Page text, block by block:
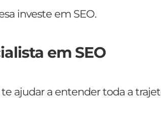
investe em SEO.
em SEO
ajudar a entender toda a